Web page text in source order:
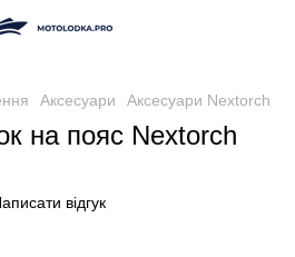
Аксесуари Аксесуари Nextorch
на пояс Nextorch
відгук